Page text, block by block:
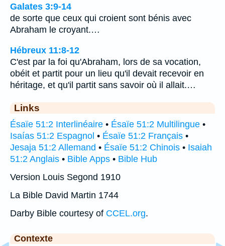
Galates 3:9-14
de sorte que ceux qui croient sont bénis avec
Abraham le croyant.…
Hébreux 11:8-12
C'est par la foi qu'Abraham, lors de sa vocation,
obéit et partit pour un lieu qu'il devait recevoir en
héritage, et qu'il partit sans savoir où il allait.…
Links
Ésaïe 51:2 Interlinéaire • Ésaïe 51:2 Multilingue •
Isaías 51:2 Espagnol • Ésaïe 51:2 Français •
Jesaja 51:2 Allemand • Ésaïe 51:2 Chinois • Isaiah
51:2 Anglais • Bible Apps • Bible Hub
Version Louis Segond 1910
La Bible David Martin 1744
Darby Bible courtesy of CCEL.org.
Contexte